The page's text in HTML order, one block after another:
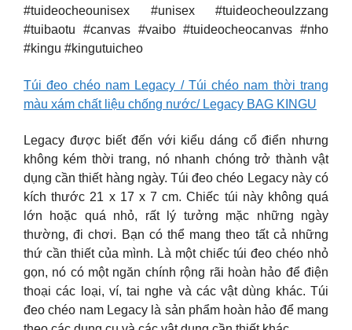
#tuideocheounisex #unisex #tuideocheoulzzang
#tuibaotu #canvas #vaibo #tuideocheocanvas #nho
#kingu #kingutuicheo
Túi đeo chéo nam Legacy / Túi chéo nam thời trang
màu xám chất liệu chống nước/ Legacy BAG KINGU
Legacy được biết đến với kiểu dáng cổ điển nhưng
không kém thời trang, nó nhanh chóng trở thành vật
dụng cần thiết hàng ngày. Túi đeo chéo Legacy này có
kích thước 21 x 17 x 7 cm. Chiếc túi này không quá
lớn hoặc quá nhỏ, rất lý tưởng mặc những ngày
thường, đi chơi. Bạn có thể mang theo tất cả những
thứ cần thiết của mình. Là một chiếc túi đeo chéo nhỏ
gọn, nó có một ngăn chính rộng rãi hoàn hảo để điện
thoại các loại, ví, tai nghe và các vật dùng khác. Túi
đeo chéo nam Legacy là sản phẩm hoàn hảo để mang